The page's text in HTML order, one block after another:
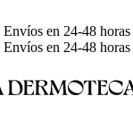
Envíos en 24-48 horas
Envíos en 24-48 horas